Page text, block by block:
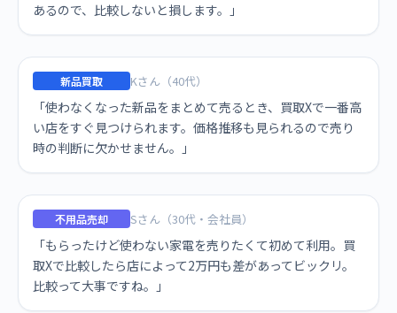
あるので、比較しないと損します。」
新品買取 Kさん（40代）
「使わなくなった新品をまとめて売るとき、買取Xで一番高
い店をすぐ見つけられます。価格推移も見られるので売り
時の判断に欠かせません。」
不用品売却 Sさん（30代・会社員）
「もらったけど使わない家電を売りたくて初めて利用。買
取Xで比較したら店によって2万円も差があってビックリ。
比較って大事ですね。」